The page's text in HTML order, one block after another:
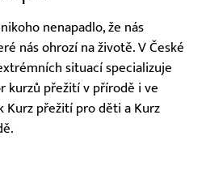
nenapadlo, že nás
nás ohrozí na životě. V České
situací specializuje
kurzů přežití v přírodě i ve
Kurz přežití pro děti a Kurz